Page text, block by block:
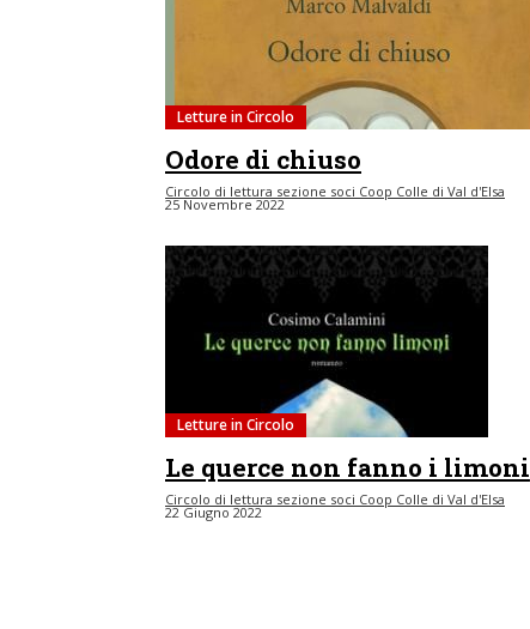
Letture in Circolo
Odore di chiuso
Circolo di lettura sezione soci Coop Colle di Val d'Elsa
25 Novembre 2022
Letture in Circolo
Le querce non fanno i limoni
Circolo di lettura sezione soci Coop Colle di Val d'Elsa
22 Giugno 2022